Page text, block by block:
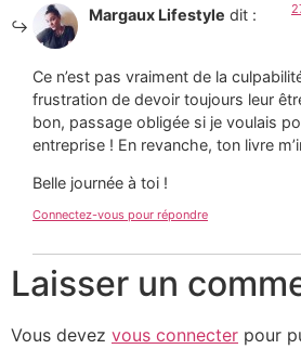
Margaux Lifestyle dit :
Ce n’est pas vraiment de la
frustration de devoir toujours leur
bon, passage obligée si je voulais
entreprise ! En revanche, ton livre
Belle journée à toi !
Connectez-vous pour répondre
Laisser un
Vous devez vous connecter pour